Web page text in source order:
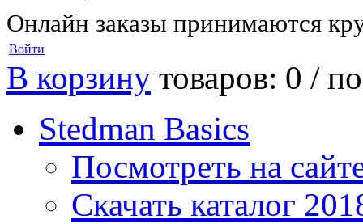
Онлайн заказы принимаются
Войти
В корзину товаров: 0 /
Stedman Basics
Посмотреть на
Скачать каталог